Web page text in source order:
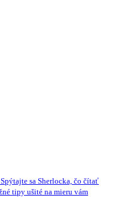
Spýtajte sa Sherlocka, čo čítať
tipy ušité na mieru vám